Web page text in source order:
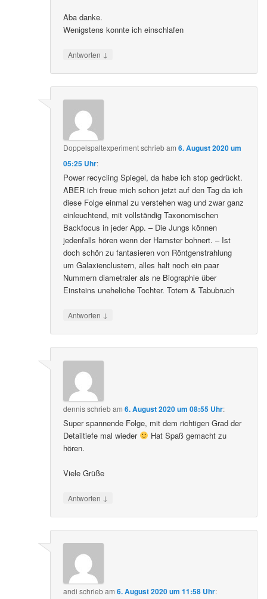
Aba danke.
Wenigstens konnte ich einschlafen
Antworten ↓
Doppelspaltexperimentschriebam6. August 2020 um
05:25 Uhr:
Power recycling Spiegel, da habe ich stop gedrückt.
ABER ich freue mich schon jetzt auf den Tag da ich
diese Folge einmal zu verstehen wag und zwar ganz
einleuchtend, mit vollständig Taxonomischen
Backfocus in jeder App. – Die Jungs können
jedenfalls hören wenn der Hamster bohnert. – Ist
doch schön zu fantasieren von Röntgenstrahlung
um Galaxienclustern, alles halt noch ein paar
Nummern diametraler als ne Biographie über
Einsteins uneheliche Tochter. Totem & Tabubruch
Antworten ↓
dennisschriebam6. August 2020 um 08:55 Uhr:
Super spannende Folge, mit dem richtigen Grad der
Detailtiefe mal wieder
Hat Spaß gemacht zu
hören.
Viele Grüße
Antworten ↓
andi schriebam6. August 2020 um 11:58 Uhr: